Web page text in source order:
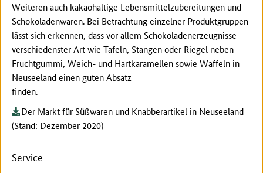
Weiteren auch kakaohaltige Lebensmittelzubereitungen und
Schokoladenwaren. Bei Betrachtung einzelner Produktgruppen
lässt sich erkennen, dass vor allem Schokoladenerzeugnisse
verschiedenster Art wie Tafeln, Stangen oder Riegel neben
Fruchtgummi, Weich- und Hartkaramellen sowie Waffeln in
Neuseeland einen guten Absatz
finden.
Der Markt für Süßwaren und Knabberartikel in Neuseeland
(Stand: Dezember 2020)
Service